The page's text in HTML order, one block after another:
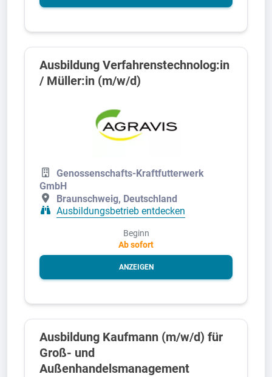
Ausbildung Verfahrenstechnolog:in
/ Müller:in (m/w/d)
Genossenschafts-Kraftfutterwerk
GmbH
Braunschweig, Deutschland
Ausbildungsbetrieb entdecken
Beginn
Ab sofort
ANZEIGEN
Ausbildung Kaufmann (m/w/d) für
Groß- und
Außenhandelsmanagement